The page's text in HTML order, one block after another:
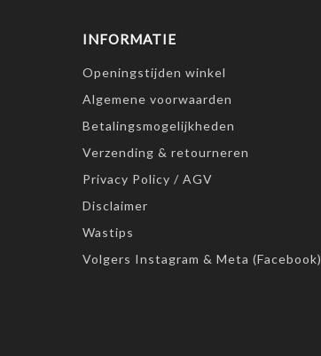
INFORMATIE
Openingstijden winkel
Algemene voorwaarden
Betalingsmogelijkheden
Verzending & retourneren
Privacy Policy / AGV
Disclaimer
Wastips
Volgers Instagram & Meta (Facebook)